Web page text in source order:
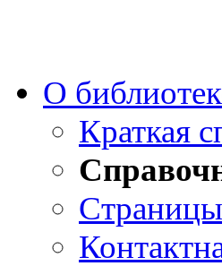
О
Краткая